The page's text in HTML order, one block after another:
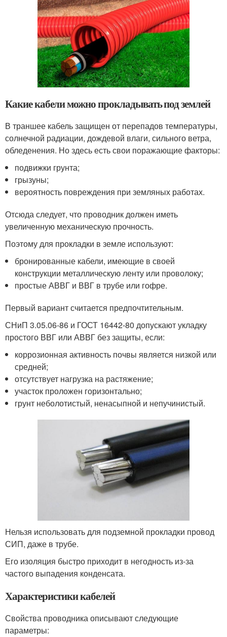
Какие кабели можно прокладывать под землей
В траншее кабель защищен от перепадов температуры,
солнечной радиации, дождевой влаги, сильного ветра,
обледенения. Но здесь есть свои поражающие факторы:
подвижки грунта;
грызуны;
вероятность повреждения при земляных работах.
Отсюда следует, что проводник должен иметь
увеличенную механическую прочность.
Поэтому для прокладки в земле используют:
бронированные кабели, имеющие в своей
конструкции металлическую ленту или проволоку;
простые АВВГ и ВВГ в трубе или гофре.
Первый вариант считается предпочтительным.
СНиП 3.05.06-86 и ГОСТ 16442-80 допускают укладку
простого ВВГ или АВВГ без защиты, если:
коррозионная активность почвы является низкой или
средней;
отсутствует нагрузка на растяжение;
участок проложен горизонтально;
грунт неболотистый, ненасыпной и непучинистый.
Нельзя использовать для подземной прокладки провод
СИП, даже в трубе.
Его изоляция быстро приходит в негодность из-за
частого выпадения конденсата.
Характеристики кабелей
Свойства проводника описывают следующие
параметры: